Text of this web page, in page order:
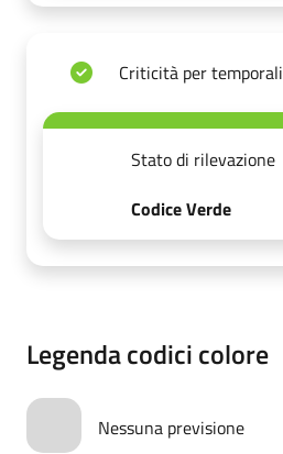
Criticità per temporali
Stato di rilevazione
Codice Verde
Legenda codici colore
Nessuna previsione